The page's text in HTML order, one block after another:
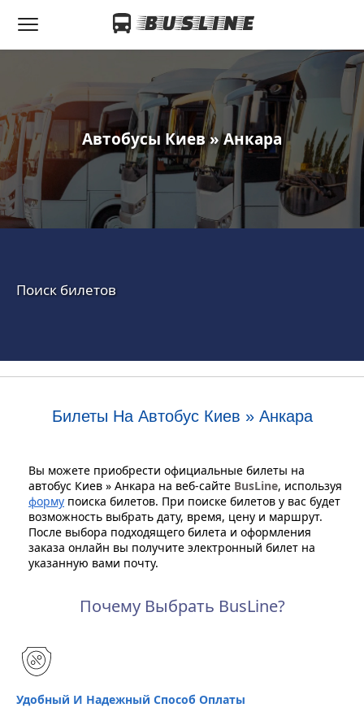
Автобусы Киев » Анкара
Поиск билетов
Билеты На Автобус Киев » Анкара
Вы можете приобрести официальные билеты на
автобус Киев » Анкара на веб-сайте BusLine, используя
форму поиска билетов. При поиске билетов у вас будет
возможность выбрать дату, время, цену и маршрут.
После выбора подходящего билета и оформления
заказа онлайн вы получите электронный билет на
указанную вами почту.
Почему Выбрать BusLine?
Удобный И Надежный Способ Оплаты